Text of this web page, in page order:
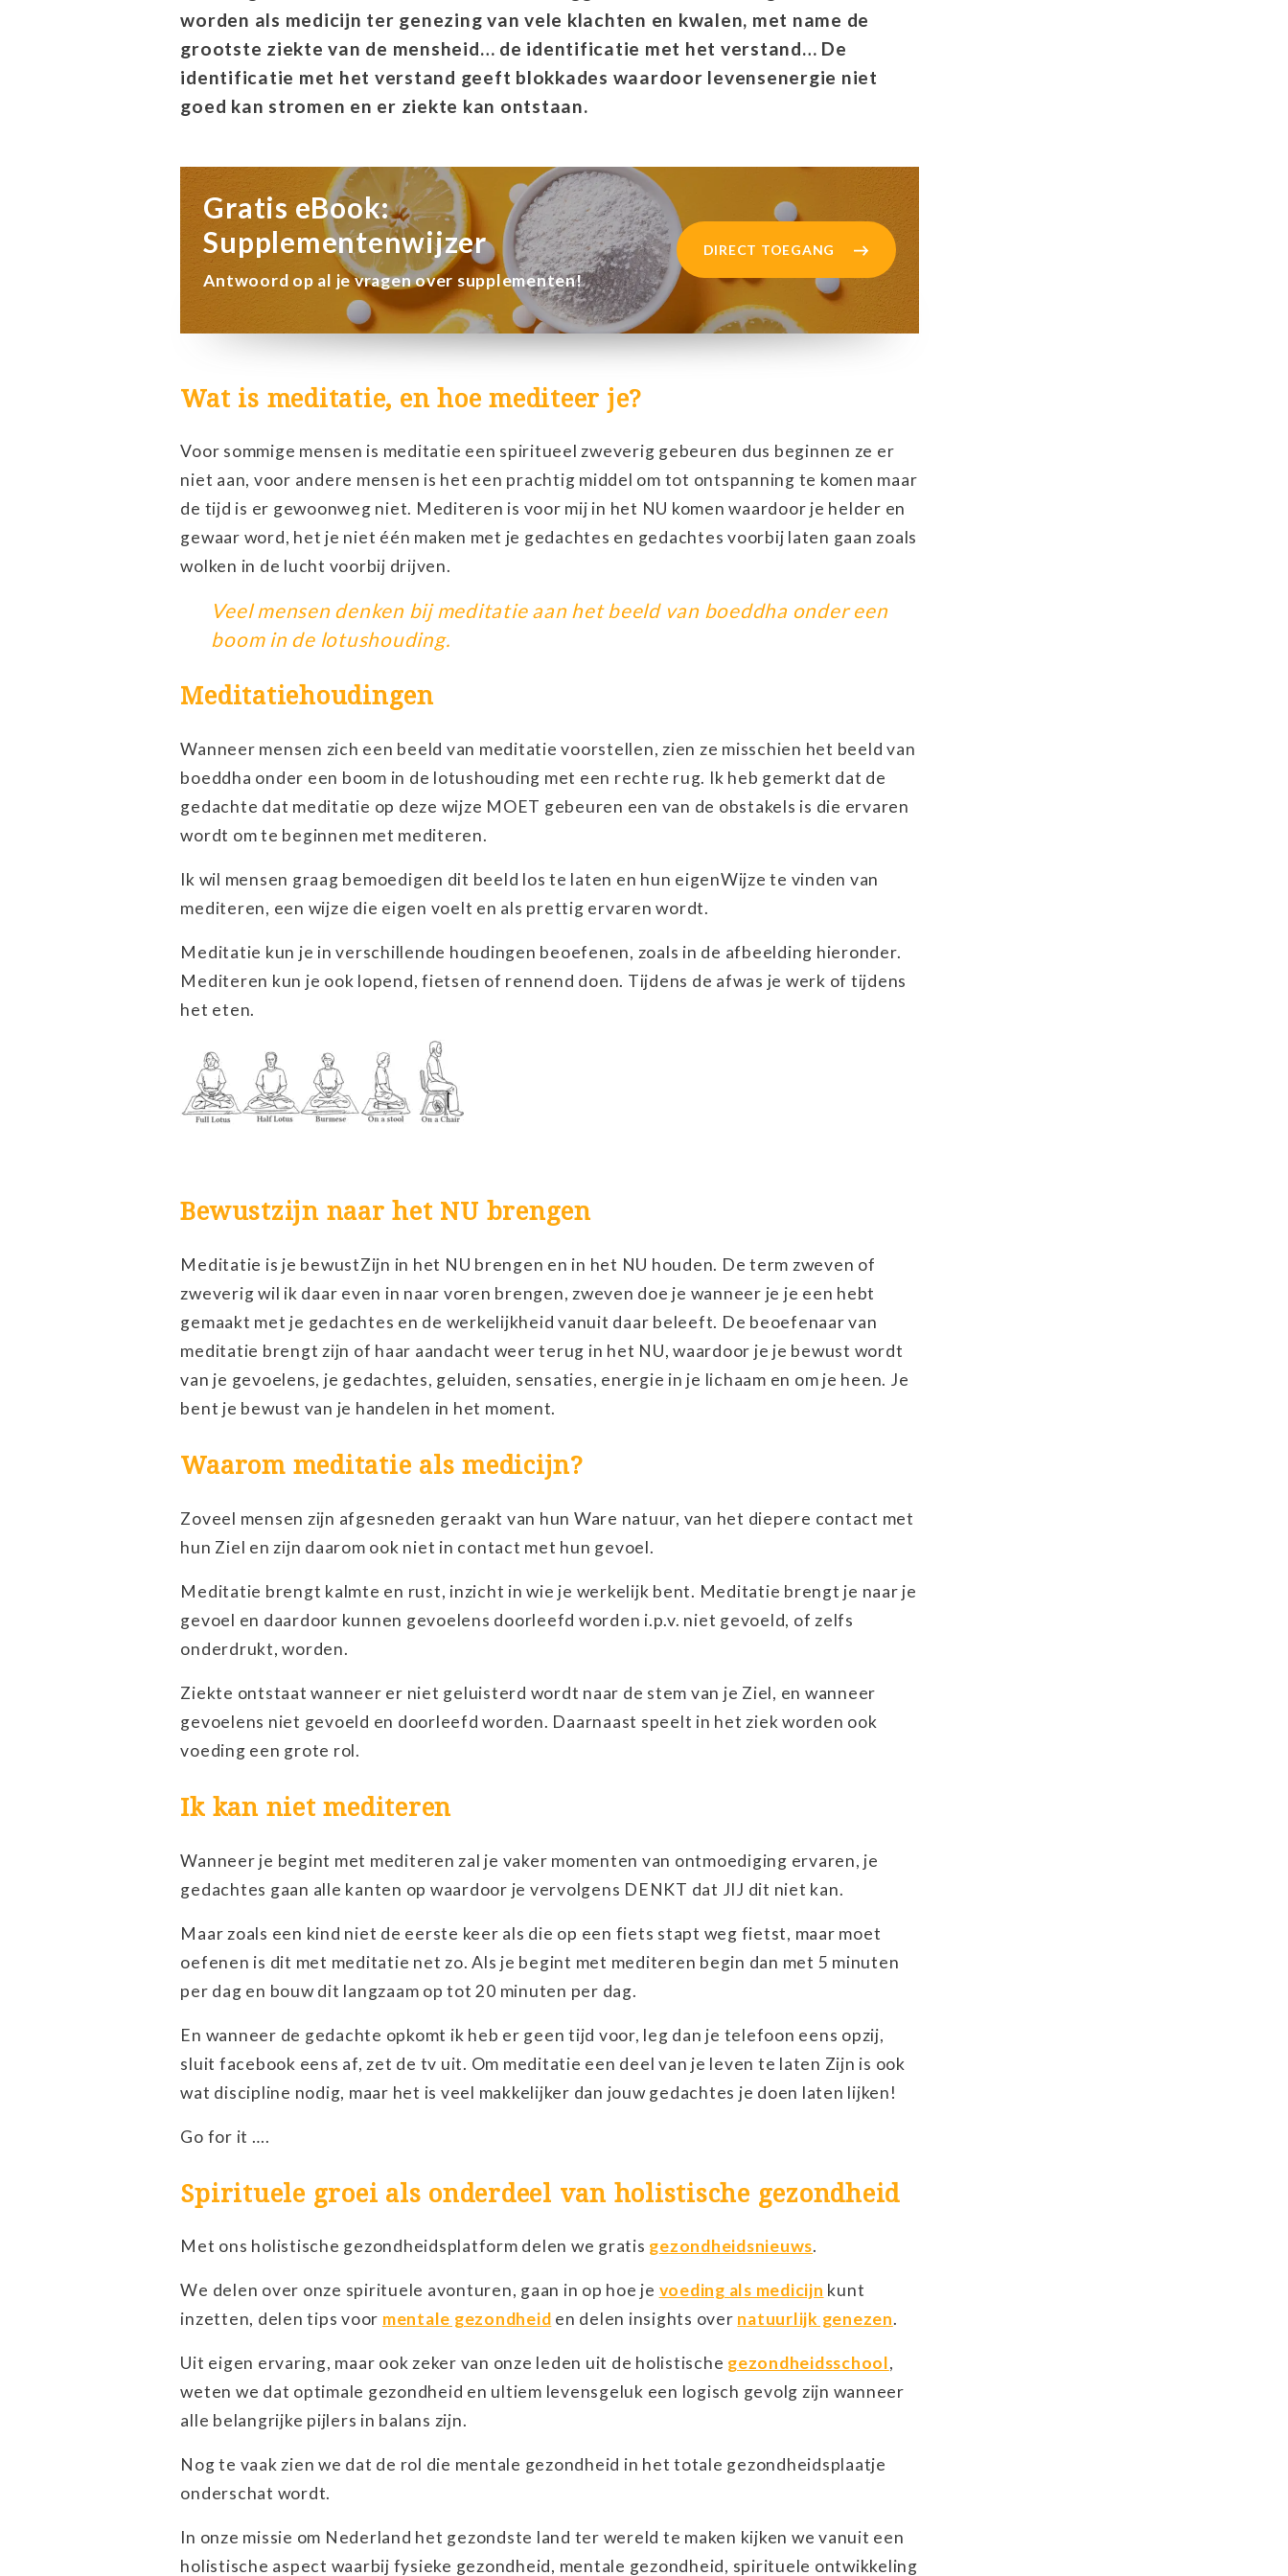
worden als medicijn ter genezing van vele klachten en kwalen, met name de
grootste ziekte van de mensheid… de identificatie met het verstand… De
identificatie met het verstand geeft blokkades waardoor levensenergie niet
goed kan stromen en er ziekte kan ontstaan.
Gratis eBook:
Supplementenwijzer
Antwoord op al je vragen over supplementen!
DIRECT TOEGANG
Wat is meditatie, en hoe mediteer je?
Voor sommige mensen is meditatie een spiritueel zweverig gebeuren dus beginnen ze er
niet aan, voor andere mensen is het een prachtig middel om tot ontspanning te komen maar
de tijd is er gewoonweg niet. Mediteren is voor mij in het NU komen waardoor je helder en
gewaar word, het je niet één maken met je gedachtes en gedachtes voorbij laten gaan zoals
wolken in de lucht voorbij drijven.
Veel mensen denken bij meditatie aan het beeld van boeddha onder een
boom in de lotushouding.
Meditatiehoudingen
Wanneer mensen zich een beeld van meditatie voorstellen, zien ze misschien het beeld van
boeddha onder een boom in de lotushouding met een rechte rug. Ik heb gemerkt dat de
gedachte dat meditatie op deze wijze MOET gebeuren een van de obstakels is die ervaren
wordt om te beginnen met mediteren.
Ik wil mensen graag bemoedigen dit beeld los te laten en hun eigenWijze te vinden van
mediteren, een wijze die eigen voelt en als prettig ervaren wordt.
Meditatie kun je in verschillende houdingen beoefenen, zoals in de afbeelding hieronder.
Mediteren kun je ook lopend, fietsen of rennend doen. Tijdens de afwas je werk of tijdens
het eten.
Bewustzijn naar het NU brengen
Meditatie is je bewustZijn in het NU brengen en in het NU houden. De term zweven of
zweverig wil ik daar even in naar voren brengen, zweven doe je wanneer je je een hebt
gemaakt met je gedachtes en de werkelijkheid vanuit daar beleeft. De beoefenaar van
meditatie brengt zijn of haar aandacht weer terug in het NU, waardoor je je bewust wordt
van je gevoelens, je gedachtes, geluiden, sensaties, energie in je lichaam en om je heen. Je
bent je bewust van je handelen in het moment.
Waarom meditatie als medicijn?
Zoveel mensen zijn afgesneden geraakt van hun Ware natuur, van het diepere contact met
hun Ziel en zijn daarom ook niet in contact met hun gevoel.
Meditatie brengt kalmte en rust, inzicht in wie je werkelijk bent. Meditatie brengt je naar je
gevoel en daardoor kunnen gevoelens doorleefd worden i.p.v. niet gevoeld, of zelfs
onderdrukt, worden.
Ziekte ontstaat wanneer er niet geluisterd wordt naar de stem van je Ziel, en wanneer
gevoelens niet gevoeld en doorleefd worden. Daarnaast speelt in het ziek worden ook
voeding een grote rol.
Ik kan niet mediteren
Wanneer je begint met mediteren zal je vaker momenten van ontmoediging ervaren, je
gedachtes gaan alle kanten op waardoor je vervolgens DENKT dat JIJ dit niet kan.
Maar zoals een kind niet de eerste keer als die op een fiets stapt weg fietst, maar moet
oefenen is dit met meditatie net zo. Als je begint met mediteren begin dan met 5 minuten
per dag en bouw dit langzaam op tot 20 minuten per dag.
En wanneer de gedachte opkomt ik heb er geen tijd voor, leg dan je telefoon eens opzij,
sluit facebook eens af, zet de tv uit. Om meditatie een deel van je leven te laten Zijn is ook
wat discipline nodig, maar het is veel makkelijker dan jouw gedachtes je doen laten lijken!
Go for it ….
Spirituele groei als onderdeel van holistische gezondheid
Met ons holistische gezondheidsplatform delen we gratis gezondheidsnieuws.
We delen over onze spirituele avonturen, gaan in op hoe je voeding als medicijn kunt
inzetten, delen tips voor mentale gezondheid en delen insights over natuurlijk genezen.
Uit eigen ervaring, maar ook zeker van onze leden uit de holistische gezondheidsschool,
weten we dat optimale gezondheid en ultiem levensgeluk een logisch gevolg zijn wanneer
alle belangrijke pijlers in balans zijn.
Nog te vaak zien we dat de rol die mentale gezondheid in het totale gezondheidsplaatje
onderschat wordt.
In onze missie om Nederland het gezondste land ter wereld te maken kijken we vanuit een
holistische aspect waarbij fysieke gezondheid, mentale gezondheid, spirituele ontwikkeling